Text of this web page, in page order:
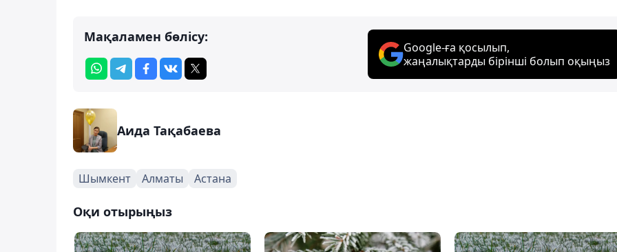
Мақаламен бөлісу:
Google-ға қосылып,
жаңалықтарды бірінші болып оқыңыз
Аида Тақабаева
Шымкент Алматы Астана
Оқи отырыңыз